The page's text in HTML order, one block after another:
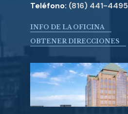
Teléfono: (816) 441-4495
INFO DE LA OFICINA
OBTENER DIRECCIONES